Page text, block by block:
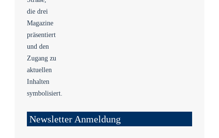
Newsletter Anmeldung